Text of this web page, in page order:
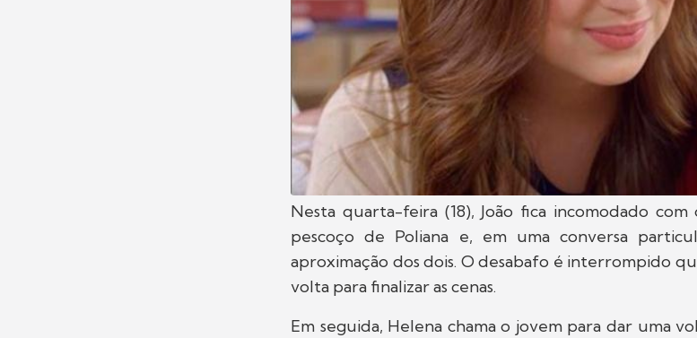
Nesta quarta-feira (18), João fica incomodado
pescoço de Poliana e, em uma conversa
aproximação dos dois. O desabafo é interrompido
volta para finalizar as cenas.
Em seguida, Helena chama o jovem para dar uma